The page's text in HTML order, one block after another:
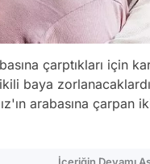
çarptıkları için
baya
arabasına çarpan